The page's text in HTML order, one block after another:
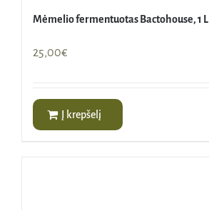
Mėmelio fermentuotas Bactohouse, 1 L
25,00€
Į krepšelį